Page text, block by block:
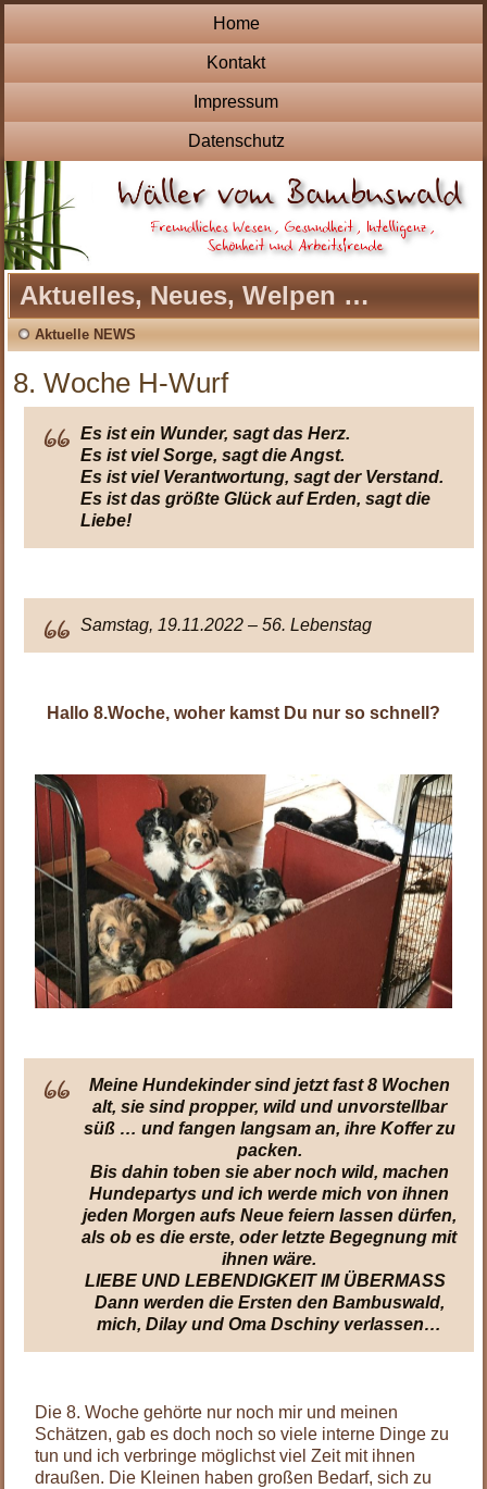
Home
Kontakt
Impressum
Datenschutz
Aktuelles, Neues, Welpen …
Aktuelle NEWS
8. Woche H-Wurf
Es ist ein Wunder, sagt das Herz.
Es ist viel Sorge, sagt die Angst.
Es ist viel Verantwortung, sagt der Verstand.
Es ist das größte Glück auf Erden, sagt die
Liebe!
Samstag, 19.11.2022 – 56. Lebenstag
Hallo 8.Woche, woher kamst Du nur so schnell?
Meine Hundekinder sind jetzt fast 8 Wochen
alt, sie sind propper, wild und unvorstellbar
süß … und fangen langsam an, ihre Koffer zu
packen.
Bis dahin toben sie aber noch wild, machen
Hundepartys und ich werde mich von ihnen
jeden Morgen aufs Neue feiern lassen dürfen,
als ob es die erste, oder letzte Begegnung mit
ihnen wäre.
LIEBE UND LEBENDIGKEIT IM ÜBERMASS
Dann werden die Ersten den Bambuswald,
mich, Dilay und Oma Dschiny verlassen…
Die 8. Woche gehörte nur noch mir und meinen
Schätzen, gab es doch noch so viele interne Dinge zu
tun und ich verbringe möglichst viel Zeit mit ihnen
draußen. Die Kleinen haben großen Bedarf, sich zu